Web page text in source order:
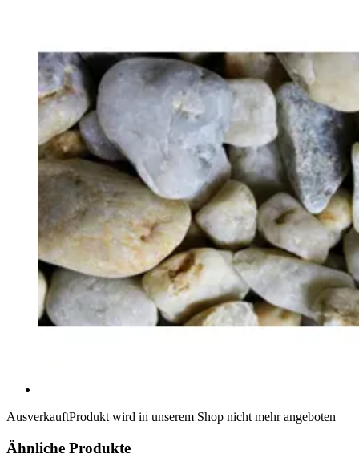
AusverkauftProdukt wird in unserem Shop nicht mehr angeboten
Ähnliche Produkte